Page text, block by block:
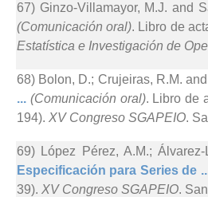
67) Ginzo-Villamayor, M.J. and
(Comunicación oral). Libro de
Estatística e Investigación de
68) Bolon, D.; Crujeiras, R.M.
... (Comunicación oral). Libro de
194). XV Congreso SGAPEIO.
69) López Pérez, A.M.;
Especificación para Series de
39). XV Congreso SGAPEIO.